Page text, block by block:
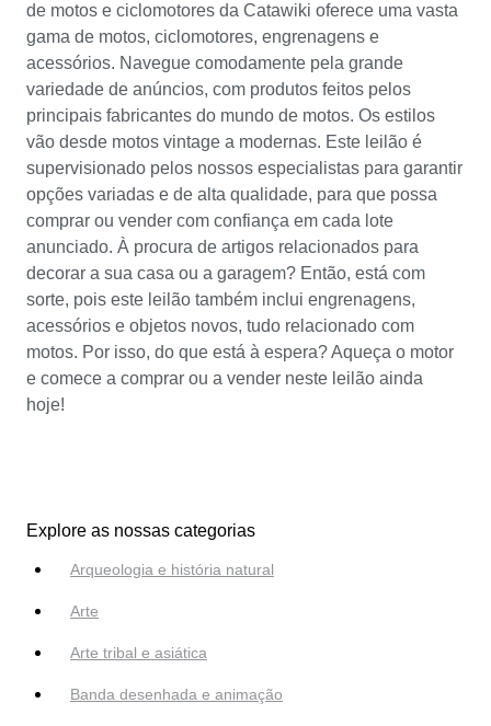
de motos e ciclomotores da Catawiki oferece uma vasta
gama de motos, ciclomotores, engrenagens e
acessórios. Navegue comodamente pela grande
variedade de anúncios, com produtos feitos pelos
principais fabricantes do mundo de motos. Os estilos
vão desde motos vintage a modernas. Este leilão é
supervisionado pelos nossos especialistas para garantir
opções variadas e de alta qualidade, para que possa
comprar ou vender com confiança em cada lote
anunciado. À procura de artigos relacionados para
decorar a sua casa ou a garagem? Então, está com
sorte, pois este leilão também inclui engrenagens,
acessórios e objetos novos, tudo relacionado com
motos. Por isso, do que está à espera? Aqueça o motor
e comece a comprar ou a vender neste leilão ainda
hoje!
Explore as nossas categorias
Arqueologia e história natural
Arte
Arte tribal e asiática
Banda desenhada e animação